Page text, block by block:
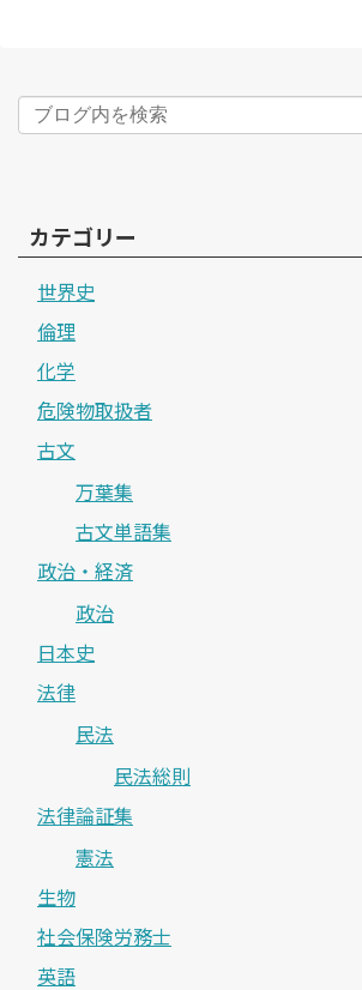
カテゴリー
世界史
倫理
化学
危険物取扱者
古文
万葉集
古文単語集
政治・経済
政治
日本史
法律
民法
民法総則
法律論証集
憲法
生物
社会保険労務士
英語